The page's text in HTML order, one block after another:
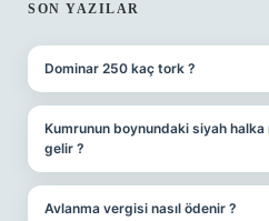
SON YAZILAR
Dominar 250 kaç tork ?
Kumrunun boynundaki siyah halka
gelir ?
Avlanma vergisi nasıl ödenir ?